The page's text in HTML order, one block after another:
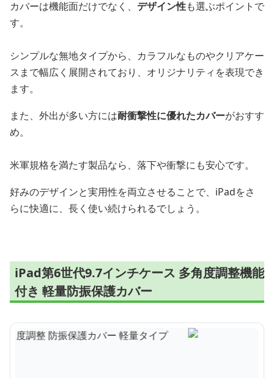
カバーは機能面だけでなく、 デザイン性も選ぶポイントで
す。
シンプルな無地タイプから、カラフルなものやクリアケー
スまで幅広く展開されており、オリジナリティを表現でき
ます。
また、外出が多い方には耐衝撃性に優れたカバーがおすす
め。
米軍規格を満たす製品なら、落下や衝撃にも安心です。
好みのデザインと実用性を両立させることで、iPadをさ
らに快適に、長く使い続けられるでしょう。
iPad第6世代9.7インチケース 多角度調整機能
付き 軽量防振保護カバー